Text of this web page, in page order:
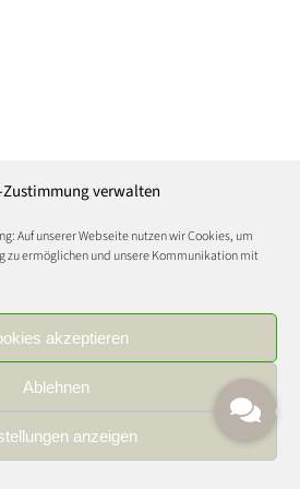
verwalten
Auf unserer Webseite nutzen wir Cookies, um
zu ermöglichen und unsere Kommunikation mit
akzeptieren
Ablehnen
anzeigen
|DATENSCHUTZ|KARRIERE
© Copyright 2021 | All Rights Reserved